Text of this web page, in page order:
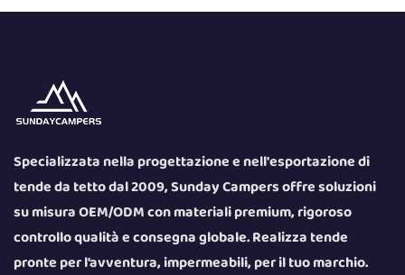
Specializzata nella progettazione e nell'esportazione di
tende da tetto dal 2009, Sunday Campers offre soluzioni
su misura OEM/ODM con materiali premium, rigoroso
controllo qualità e consegna globale. Realizza tende
pronte per l'avventura, impermeabili, per il tuo marchio.